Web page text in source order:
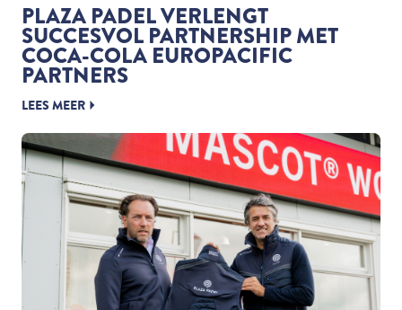
PLAZA PADEL VERLENGT
SUCCESVOL PARTNERSHIP MET
COCA-COLA EUROPACIFIC
PARTNERS
LEES MEER